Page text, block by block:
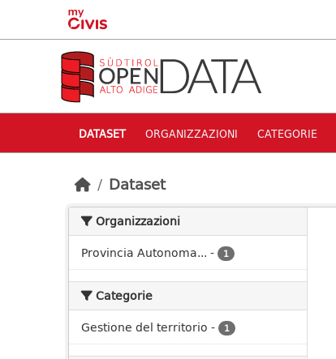
Skip to main content
DATASET ORGANIZZAZIONI CATEGORIE
Dataset
Organizzazioni
Provincia Autonoma... - 1
Categorie
Gestione del territorio - 1